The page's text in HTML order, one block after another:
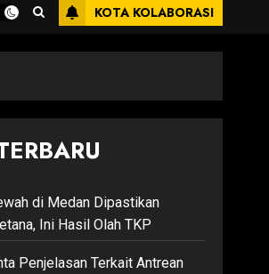
KOTA KOLABORASI
di Medan Dipastikan
Ini Hasil Olah TKP
Penjelasan Terkait Antrean